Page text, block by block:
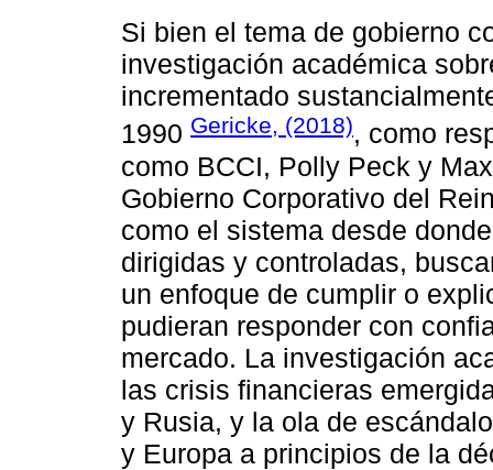
Si bien el tema de gobierno
investigación académica
incrementado
1990 Gericke, (2018), como
como BCCI, Polly Peck y
Gobierno Corporativo del
como el sistema desde
dirigidas y controladas,
un enfoque de cumplir o
pudieran responder con
mercado. La investigación
las crisis financieras
y Rusia, y la ola de
y Europa a principios de la